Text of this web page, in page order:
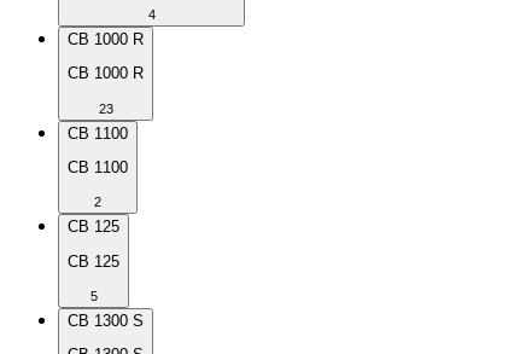
4
CB 1000 R
CB 1000 R
23
CB 1100
CB 1100
2
CB 125
CB 125
5
CB 1300 S